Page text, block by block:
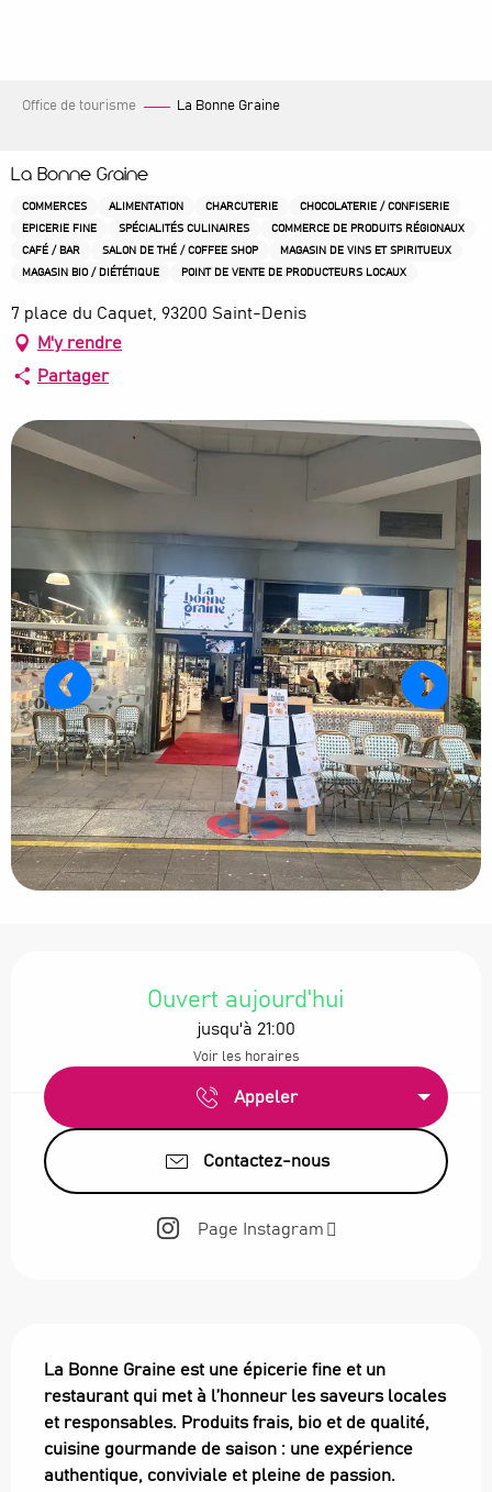
Office de tourisme La Bonne Graine
La Bonne Graine
COMMERCES ALIMENTATION CHARCUTERIE
CHOCOLATERIE / CONFISERIE
EPICERIE FINE
SPÉCIALITÉS CULINAIRES
COMMERCE DE PRODUITS RÉGIONAUX
CAFÉ / BAR
SALON DE THÉ / COFFEE SHOP
MAGASIN DE VINS ET SPIRITUEUX
MAGASIN BIO / DIÉTÉTIQUE
POINT DE VENTE DE PRODUCTEURS LOCAUX
7 place du Caquet, 93200 Saint-Denis
M'y rendre
Partager
Ouvert aujourd'hui
jusqu'à 21:00
Voir les horaires
Appeler
Contactez-nous
Page Instagram
La Bonne Graine est une épicerie fine et un
restaurant qui met à l’honneur les saveurs locales
et responsables. Produits frais, bio et de qualité,
cuisine gourmande de saison : une expérience
authentique, conviviale et pleine de passion.